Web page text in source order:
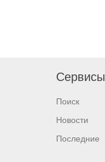
Сервисы
Поиск
Новости
Последние